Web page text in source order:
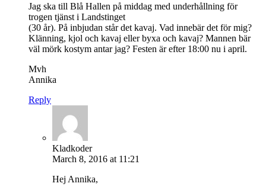
Jag ska till Blå Hallen på middag med underhållning för
trogen tjänst i Landstinget
(30 år). På inbjudan står det kavaj. Vad innebär det för mig?
Klänning, kjol och kavaj eller byxa och kavaj? Mannen bär
väl mörk kostym antar jag? Festen är efter 18:00 nu i april.
Mvh
Annika
Reply
Kladkoder
March 8, 2016 at 11:21
Hej Annika,